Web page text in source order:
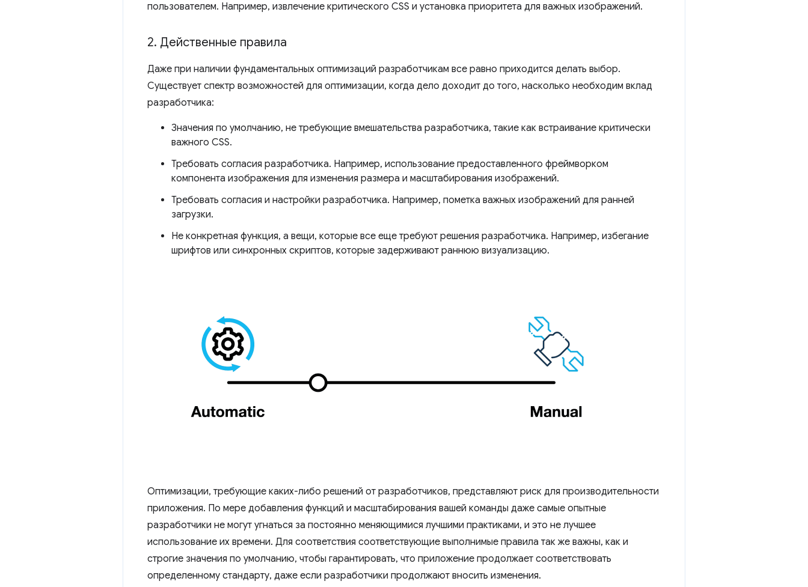
пользователем. Например, извлечение критического CSS и установка приоритета для важных изображений.
2. Действенные правила
Даже при наличии фундаментальных оптимизаций разработчикам все равно приходится делать выбор.
Существует спектр возможностей для оптимизации, когда дело доходит до того, насколько необходим вклад
разработчика:
Значения по умолчанию, не требующие вмешательства разработчика, такие как встраивание критически
важного CSS.
Требовать согласия разработчика. Например, использование предоставленного фреймворком
компонента изображения для изменения размера и масштабирования изображений.
Требовать согласия и настройки разработчика. Например, пометка важных изображений для ранней
загрузки.
Не конкретная функция, а вещи, которые все еще требуют решения разработчика. Например, избегание
шрифтов или синхронных скриптов, которые задерживают раннюю визуализацию.
Оптимизации, требующие каких-либо решений от разработчиков, представляют риск для производительности
приложения. По мере добавления функций и масштабирования вашей команды даже самые опытные
разработчики не могут угнаться за постоянно меняющимися лучшими практиками, и это не лучшее
использование их времени. Для соответствия соответствующие выполнимые правила так же важны, как и
строгие значения по умолчанию, чтобы гарантировать, что приложение продолжает соответствовать
определенному стандарту, даже если разработчики продолжают вносить изменения.